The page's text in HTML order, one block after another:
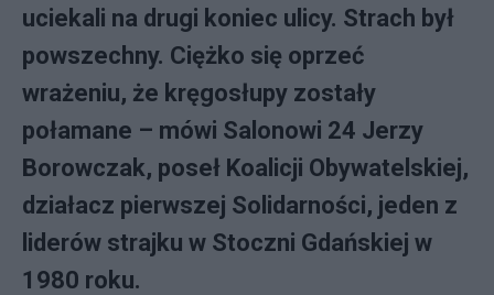
uciekali na drugi koniec ulicy. Strach był
powszechny. Ciężko się oprzeć
wrażeniu, że kręgosłupy zostały
połamane – mówi Salonowi 24 Jerzy
Borowczak, poseł Koalicji Obywatelskiej,
działacz pierwszej Solidarności, jeden z
liderów strajku w Stoczni Gdańskiej w
1980 roku.